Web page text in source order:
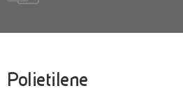
Polietilene